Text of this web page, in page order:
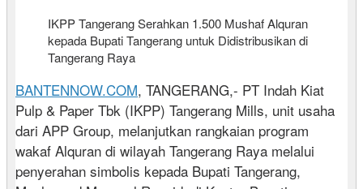
IKPP Tangerang Serahkan 1.500 Mushaf Alquran
kepada Bupati Tangerang untuk Didistribusikan di
Tangerang Raya
BANTENNOW.COM, TANGERANG,- PT Indah Kiat
Pulp & Paper Tbk (IKPP) Tangerang Mills, unit usaha
dari APP Group, melanjutkan rangkaian program
wakaf Alquran di wilayah Tangerang Raya melalui
penyerahan simbolis kepada Bupati Tangerang,